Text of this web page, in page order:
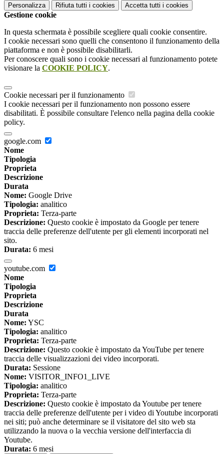
Personalizza Rifiuta tutti i cookies Accetta tutti i cookies
Gestione cookie
In questa schermata è possibile scegliere quali cookie consentire.
I cookie necessari sono quelli che consentono il funzionamento della
piattaforma e non è possibile disabilitarli.
Per conoscere quali sono i cookie necessari al funzionamento potete
visionare la COOKIE POLICY.
Cookie necessari per il funzionamento
I cookie necessari per il funzionamento non possono essere
disabilitati. È possibile consultare l'elenco nella pagina della cookie
policy.
google.com
Nome
Tipologia
Proprieta
Descrizione
Durata
Nome: Google Drive
Tipologia: analitico
Proprieta: Terza-parte
Descrizione: Questo cookie è impostato da Google per tenere
traccia delle preferenze dell'utente per gli elementi incorporati nel
sito.
Durata: 6 mesi
youtube.com
Nome
Tipologia
Proprieta
Descrizione
Durata
Nome: YSC
Tipologia: analitico
Proprieta: Terza-parte
Descrizione: Questo cookie è impostato da YouTube per tenere
traccia delle visualizzazioni dei video incorporati.
Durata: Sessione
Nome: VISITOR_INFO1_LIVE
Tipologia: analitico
Proprieta: Terza-parte
Descrizione: Questo cookie è impostato da Youtube per tenere
traccia delle preferenze dell'utente per i video di Youtube incorporati
nei siti; può anche determinare se il visitatore del sito web sta
utilizzando la nuova o la vecchia versione dell'interfaccia di
Youtube.
Durata: 6 mesi